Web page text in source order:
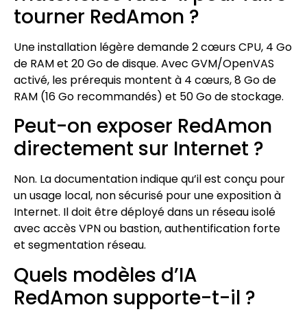
tourner RedAmon ?
Une installation légère demande 2 cœurs CPU, 4 Go
de RAM et 20 Go de disque. Avec GVM/OpenVAS
activé, les prérequis montent à 4 cœurs, 8 Go de
RAM (16 Go recommandés) et 50 Go de stockage.
Peut-on exposer RedAmon
directement sur Internet ?
Non. La documentation indique qu’il est conçu pour
un usage local, non sécurisé pour une exposition à
Internet. Il doit être déployé dans un réseau isolé
avec accès VPN ou bastion, authentification forte
et segmentation réseau.
Quels modèles d’IA
RedAmon supporte-t-il ?